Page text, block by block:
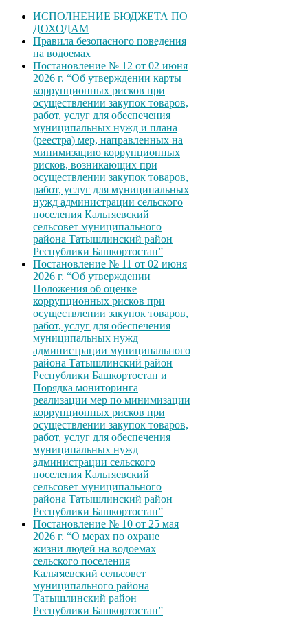
ИСПОЛНЕНИЕ БЮДЖЕТА ПО
ДОХОДАМ
Правила безопасного поведения
на водоемах
Постановление № 12 от 02 июня
2026 г. “Об утверждении карты
коррупционных рисков при
осуществлении закупок товаров,
работ, услуг для обеспечения
муниципальных нужд и плана
(реестра) мер, направленных на
минимизацию коррупционных
рисков, возникающих при
осуществлении закупок товаров,
работ, услуг для муниципальных
нужд администрации сельского
поселения Кальтяевский
сельсовет муниципального
района Татышлинский район
Республики Башкортостан”
Постановление № 11 от 02 июня
2026 г. “Об утверждении
Положения об оценке
коррупционных рисков при
осуществлении закупок товаров,
работ, услуг для обеспечения
муниципальных нужд
администрации муниципального
района Татышлинский район
Республики Башкортостан и
Порядка мониторинга
реализации мер по минимизации
коррупционных рисков при
осуществлении закупок товаров,
работ, услуг для обеспечения
муниципальных нужд
администрации сельского
поселения Кальтяевский
сельсовет муниципального
района Татышлинский район
Республики Башкортостан”
Постановление № 10 от 25 мая
2026 г. “О мерах по охране
жизни людей на водоемах
сельского поселения
Кальтяевский сельсовет
муниципального района
Татышлинский район
Республики Башкортостан”